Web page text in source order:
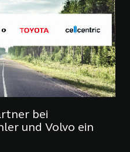
bei
und Volvo ein